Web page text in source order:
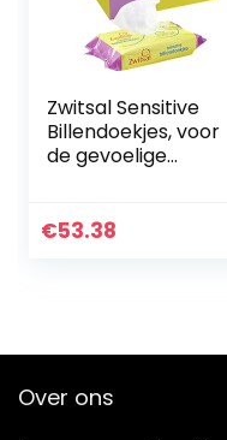
Zwitsal Sensitive
Billendoekjes, voor
de gevoelige
Voordeelverpakkin
€53.38
Over ons